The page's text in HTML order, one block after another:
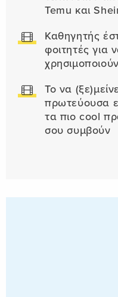
Temu και
Καθηγητής
φοιτητές για
Το να
πρωτεύουσα
τα πιο cool
σου συμβούν